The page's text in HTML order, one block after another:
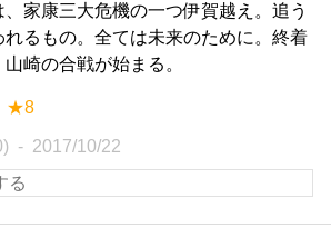
家康三大危機の一つ伊賀越え。追う
れるもの。全ては未来のために。終着
崎の合戦が始まる。
★8
2017/10/22